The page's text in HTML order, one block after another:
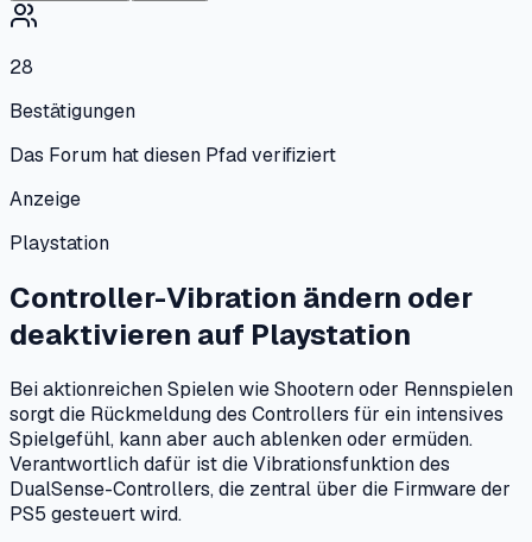
28
Bestätigungen
Das Forum hat diesen Pfad verifiziert
Anzeige
Playstation
Controller-Vibration ändern oder
deaktivieren auf Playstation
Bei aktionreichen Spielen wie Shootern oder Rennspielen
sorgt die Rückmeldung des Controllers für ein intensives
Spielgefühl, kann aber auch ablenken oder ermüden.
Verantwortlich dafür ist die Vibrationsfunktion des
DualSense-Controllers, die zentral über die Firmware der
PS5 gesteuert wird.